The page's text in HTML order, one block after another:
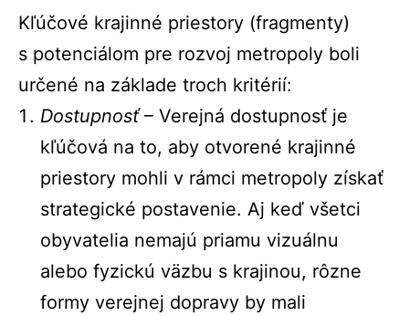
Kľúčové krajinné priestory (fragmenty)
s potenciálom pre rozvoj metropoly boli
určené na základe troch kritérií:
Dostupnosť– Verejná dostupnosť je
kľúčová na to, aby otvorené krajinné
priestory mohli v rámci metropoly získať
strategické postavenie. Aj keď všetci
obyvatelia nemajú priamu vizuálnu
alebo fyzickú väzbu s krajinou, rôzne
formy verejnej dopravy by mali